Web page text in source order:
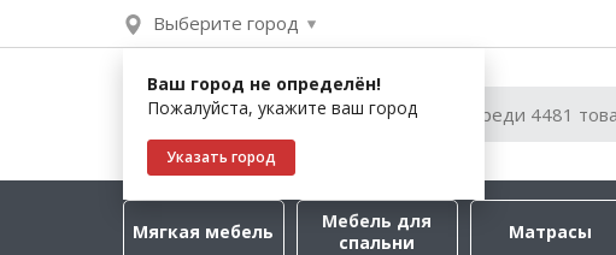
Выберите город
Ваш город не определён!
Пожалуйста, укажите ваш город
Указать город
Мягкая мебель
Мебель для
спальни
Матрасы